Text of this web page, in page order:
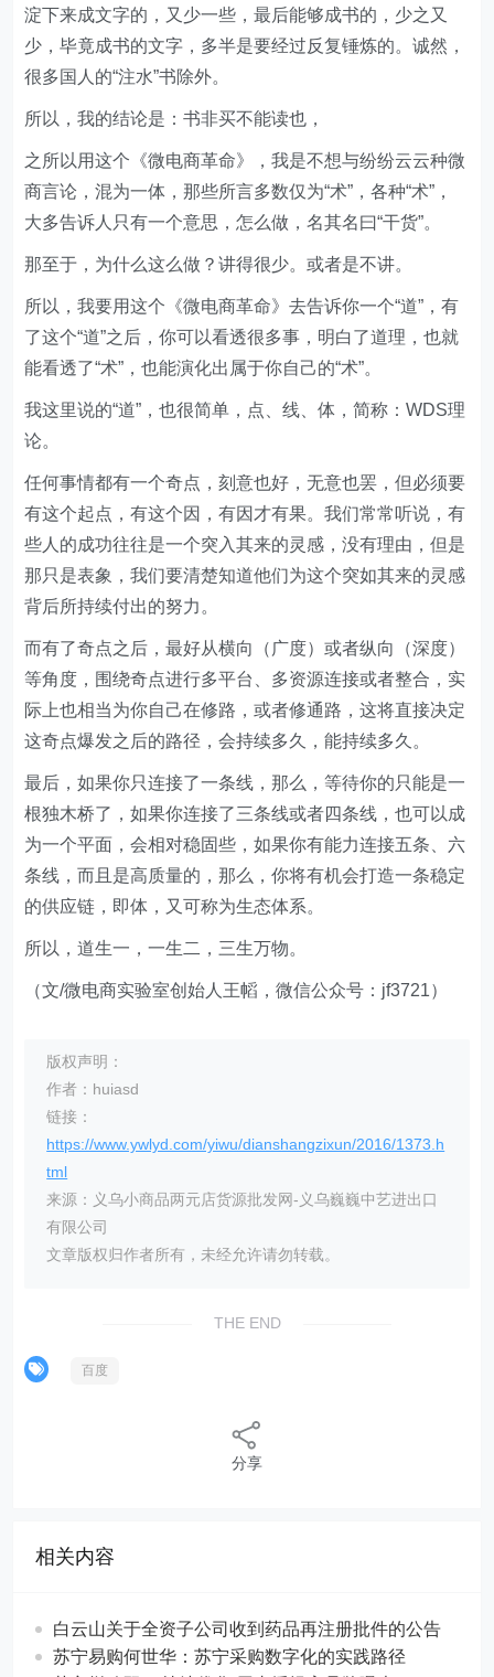
淀下来成文字的，又少一些，最后能够成书的，少之又
少，毕竟成书的文字，多半是要经过反复锤炼的。诚然，
很多国人的“注水”书除外。
所以，我的结论是：书非买不能读也，
之所以用这个《微电商革命》，我是不想与纷纷云云种微
商言论，混为一体，那些所言多数仅为“术”，各种“术”，
大多告诉人只有一个意思，怎么做，名其名曰“干货”。
那至于，为什么这么做？讲得很少。或者是不讲。
所以，我要用这个《微电商革命》去告诉你一个“道”，有
了这个“道”之后，你可以看透很多事，明白了道理，也就
能看透了“术”，也能演化出属于你自己的“术”。
我这里说的“道”，也很简单，点、线、体，简称：WDS理
论。
任何事情都有一个奇点，刻意也好，无意也罢，但必须要
有这个起点，有这个因，有因才有果。我们常常听说，有
些人的成功往往是一个突入其来的灵感，没有理由，但是
那只是表象，我们要清楚知道他们为这个突如其来的灵感
背后所持续付出的努力。
而有了奇点之后，最好从横向（广度）或者纵向（深度）
等角度，围绕奇点进行多平台、多资源连接或者整合，实
际上也相当为你自己在修路，或者修通路，这将直接决定
这奇点爆发之后的路径，会持续多久，能持续多久。
最后，如果你只连接了一条线，那么，等待你的只能是一
根独木桥了，如果你连接了三条线或者四条线，也可以成
为一个平面，会相对稳固些，如果你有能力连接五条、六
条线，而且是高质量的，那么，你将有机会打造一条稳定
的供应链，即体，又可称为生态体系。
所以，道生一，一生二，三生万物。
（文/微电商实验室创始人王幍，微信公众号：jf3721）
版权声明：
作者：huiasd
链接：
https://www.ywlyd.com/yiwu/dianshangzixun/2016/1373.h
tml
来源：义乌小商品两元店货源批发网-义乌巍巍中艺进出口
有限公司
文章版权归作者所有，未经允许请勿转载。
THE END
百度
分享
相关内容
白云山关于全资子公司收到药品再注册批件的公告
苏宁易购何世华：苏宁采购数字化的实践路径